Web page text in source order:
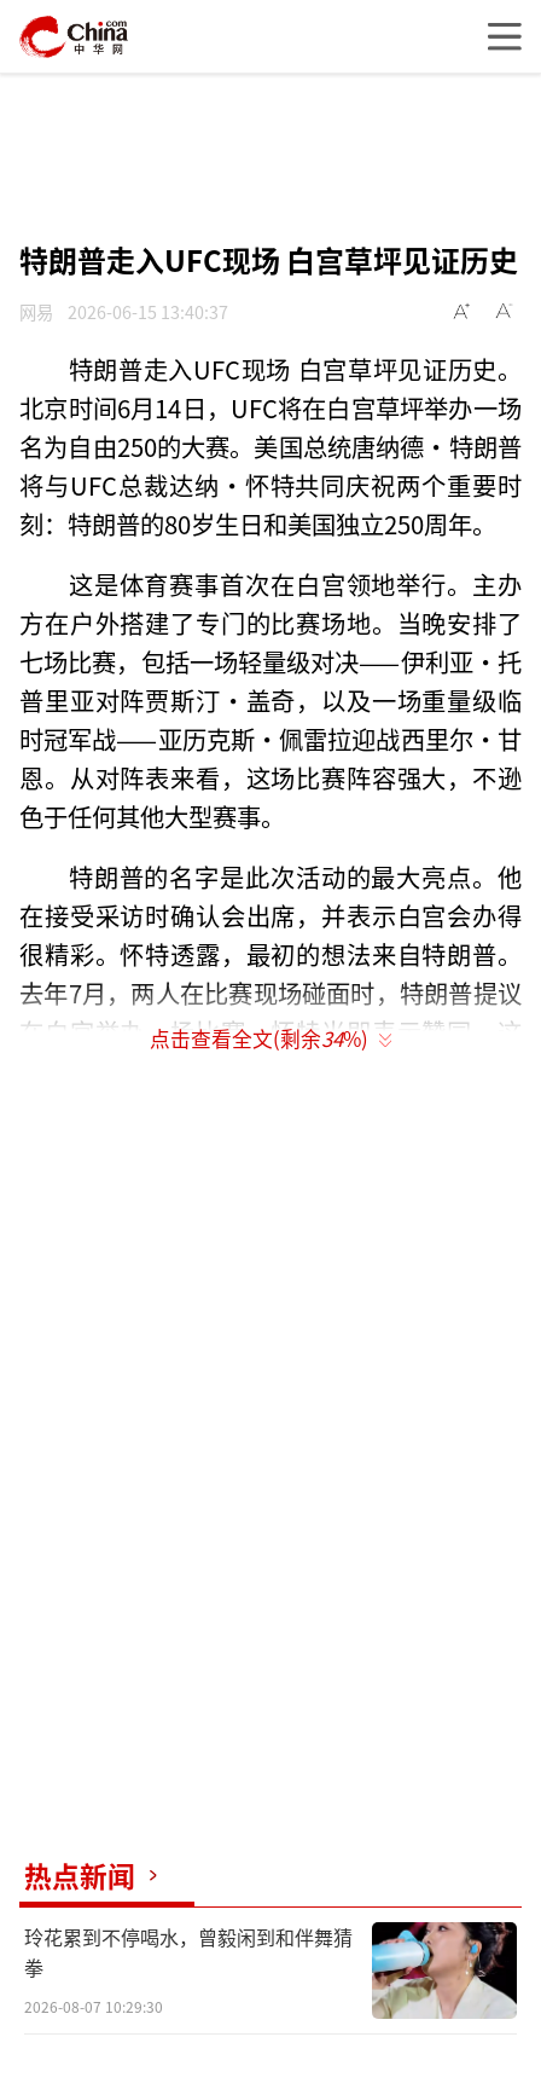
特朗普走入UFC现场 白宫草坪见证历史
网易 2026-06-15 13:40:37
特朗普走入UFC现场 白宫草坪见证历史。
北京时间6月14日，UFC将在白宫草坪举办一场
名为自由250的大赛。美国总统唐纳德·特朗普
将与UFC总裁达纳·怀特共同庆祝两个重要时
刻：特朗普的80岁生日和美国独立250周年。
这是体育赛事首次在白宫领地举行。主办
方在户外搭建了专门的比赛场地。当晚安排了
七场比赛，包括一场轻量级对决——伊利亚·托
普里亚对阵贾斯汀·盖奇，以及一场重量级临
时冠军战——亚历克斯·佩雷拉迎战西里尔·甘
恩。从对阵表来看，这场比赛阵容强大，不逊
色于任何其他大型赛事。
特朗普的名字是此次活动的最大亮点。他
在接受采访时确认会出席，并表示白宫会办得
很精彩。怀特透露，最初的想法来自特朗普。
去年7月，两人在比赛现场碰面时，特朗普提议
在白宫举办一场比赛，怀特当即表示赞同。这
点击查看全文(剩余34%)
热点新闻
玲花累到不停喝水，曾毅闲到和伴舞猜
拳
2026-08-07 10:29:30